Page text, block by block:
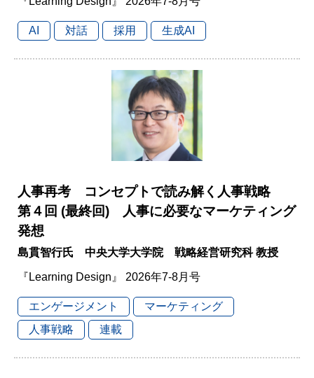
AI 対話 採用 生成AI
人事再考 コンセプトで読み解く人事戦略
第４回 (最終回) 人事に必要なマーケティング
発想
島貫智行氏 中央大学大学院 戦略経営研究科 教授
『Learning Design』 2026年7-8月号
エンゲージメント
マーケティング
人事戦略
連載